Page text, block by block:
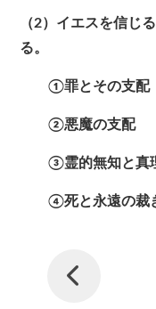
（2）イエスを信じ
る。
①罪とその支配
②悪魔の支配
③霊的無知と真
④死と永遠の裁